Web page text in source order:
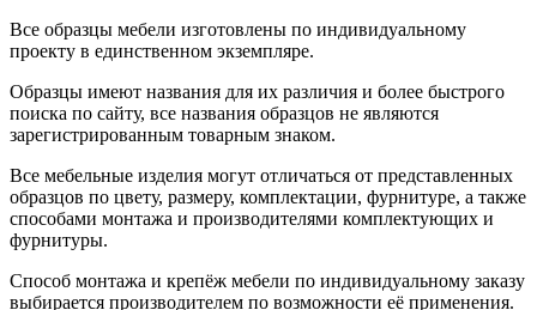
Все образцы мебели изготовлены по индивидуальному
проекту в единственном экземпляре.
Образцы имеют названия для их различия и более быстрого
поиска по сайту, все названия образцов не являются
зарегистрированным товарным знаком.
Все мебельные изделия могут отличаться от представленных
образцов по цвету, размеру, комплектации, фурнитуре, а также
способами монтажа и производителями комплектующих и
фурнитуры.
Способ монтажа и крепёж мебели по индивидуальному заказу
выбирается производителем по возможности её применения.